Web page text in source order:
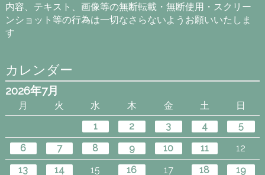
内容、テキスト、画像等の無断転載・無断使用・スクリー
ンショット等の行為は一切なさらないようお願いいたしま
す
カレンダー
2026年7月
月 火 水 木 金 土
日
1
2 3 4
5
6
7 8 9 10 11
12
13
14 15 16 17 18
19